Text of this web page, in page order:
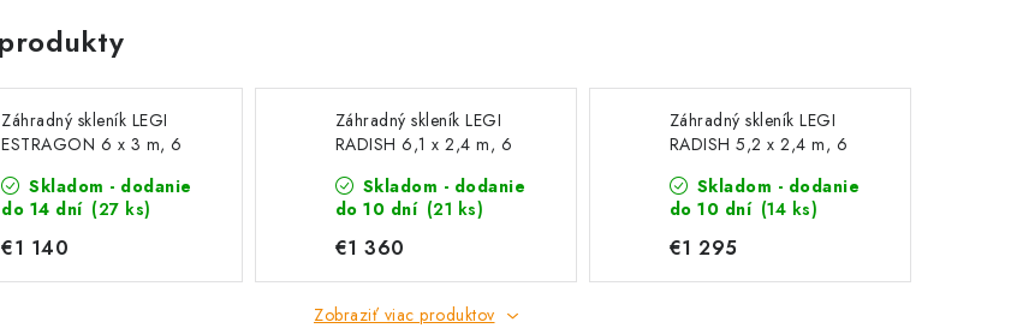
Záhradný skleník LEGI
ESTRAGON 6 x 3 m, 6
Skladom - dodanie
do 14 dní (27 ks)
€1 140
Záhradný skleník LEGI
RADISH 6,1 x 2,4 m, 6
Skladom - dodanie
do 10 dní (21 ks)
€1 360
Záhradný skleník LEGI
RADISH 5,2 x 2,4 m, 6
Skladom - dodanie
do 10 dní (14 ks)
€1 295
Zobraziť viac produktov